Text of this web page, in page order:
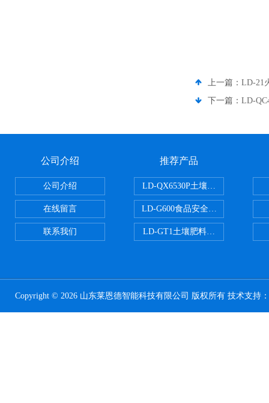
上一篇： LD-21
下一篇： LD-
公司介绍
公司介绍
在线留言
联系我们
推荐产品
LD-QX6530P土壤氧化还原电位检
LD-G600食品安全检测仪
LD-GT1土壤肥料养分检测仪
Copyright © 2026 山东莱恩德智能科技有限公司 版权所有 技术支持：